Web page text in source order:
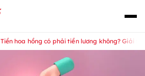
Tiền hoa hồng có phải tiền lương không? Giải